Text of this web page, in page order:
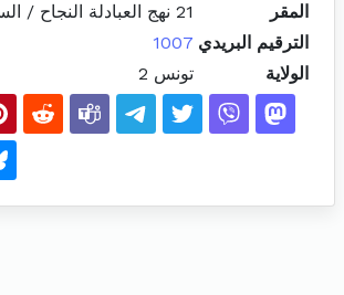
المقر
21 نهج العبادلة النجاح / السيجومي
الترقيم البريدي 1007
الولاية
تونس 2